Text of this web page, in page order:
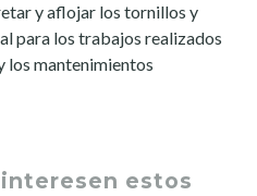
y aflojar los tornillos y
para los trabajos realizados
los mantenimientos
estos